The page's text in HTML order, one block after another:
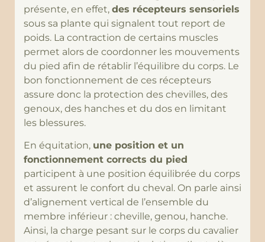
présente, en effet, des récepteurs sensoriels
sous sa plante qui signalent tout report de
poids. La contraction de certains muscles
permet alors de coordonner les mouvements
du pied afin de rétablir l’équilibre du corps. Le
bon fonctionnement de ces récepteurs
assure donc la protection des chevilles, des
genoux, des hanches et du dos en limitant
les blessures.
En équitation, une position et un
fonctionnement corrects du pied
participent à une position équilibrée du corps
et assurent le confort du cheval. On parle ainsi
d’alignement vertical de l’ensemble du
membre inférieur : cheville, genou, hanche.
Ainsi, la charge pesant sur le corps du cavalier